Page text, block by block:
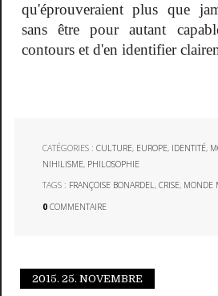
qu'éprouveraient plus que
sans être pour autant
contours et d'en identifier
CATÉGORIES :CULTURE, EUROPE, IDENTITÉ,
NIHILISME, PHILOSOPHIE
TAGS : FRANÇOISE BONARDEL,CRISE, MONDE
0 COMMENTAIRE
2015. 25. NOVEMBRE